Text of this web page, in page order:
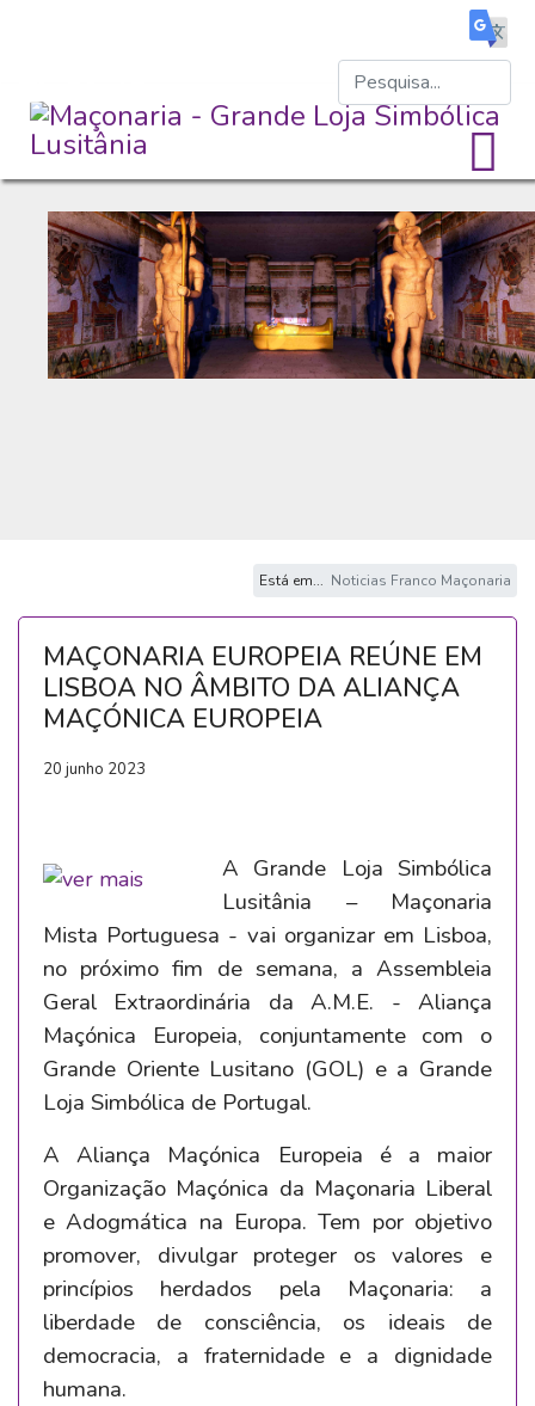
Está em... Noticias Franco Maçonaria
MAÇONARIA EUROPEIA REÚNE EM
LISBOA NO ÂMBITO DA ALIANÇA
MAÇÓNICA EUROPEIA
20 junho 2023
A Grande Loja Simbólica
Lusitânia – Maçonaria
Mista Portuguesa - vai organizar em Lisboa,
no próximo fim de semana, a Assembleia
Geral Extraordinária da A.M.E. - Aliança
Maçónica Europeia, conjuntamente com o
Grande Oriente Lusitano (GOL) e a Grande
Loja Simbólica de Portugal.
A Aliança Maçónica Europeia é a maior
Organização Maçónica da Maçonaria Liberal
e Adogmática na Europa. Tem por objetivo
promover, divulgar proteger os valores e
princípios herdados pela Maçonaria: a
liberdade de consciência, os ideais de
democracia, a fraternidade e a dignidade
humana.